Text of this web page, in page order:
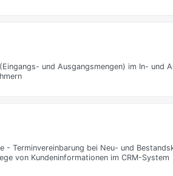
und Ausgangsmengen) im In- und
Terminvereinbarung bei Neu- und
von Kundeninformationen im CRM-System